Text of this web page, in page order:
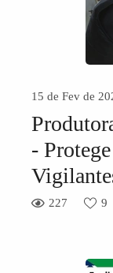
15 de Fev de
-
227 9